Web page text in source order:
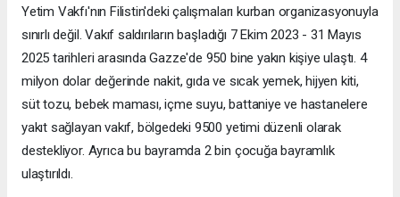
Yetim Vakfı'nın Filistin'deki çalışmaları kurban organizasyonuyla
sınırlı değil. Vakıf saldırıların başladığı 7 Ekim 2023 - 31 Mayıs
2025 tarihleri arasında Gazze'de 950 bine yakın kişiye ulaştı. 4
milyon dolar değerinde nakit, gıda ve sıcak yemek, hijyen kiti,
süt tozu, bebek maması, içme suyu, battaniye ve hastanelere
yakıt sağlayan vakıf, bölgedeki 9500 yetimi düzenli olarak
destekliyor. Ayrıca bu bayramda 2 bin çocuğa bayramlık
ulaştırıldı.